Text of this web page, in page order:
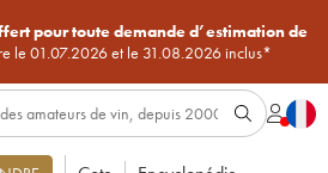
pour toute demande d’estimation de
le 01.07.2026 et le 31.08.2026 inclus*